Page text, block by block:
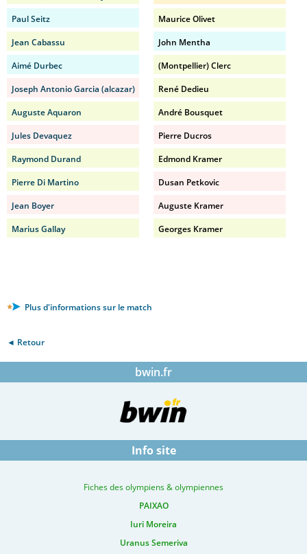
Paul Seitz
Jean Cabassu
Aimé Durbec
Joseph Antonio Garcia (alcazar)
Auguste Aquaron
Jules Devaquez
Raymond Durand
Pierre Di Martino
Jean Boyer
Marius Gallay
Maurice Olivet
John Mentha
(Montpellier) Clerc
René Dedieu
André Bousquet
Pierre Ducros
Edmond Kramer
Dusan Petkovic
Auguste Kramer
Georges Kramer
Plus d'informations sur le match
◄ Retour
bwin.fr
Info site
Fiches des olympiens & olympiennes
PAIXAO
Iuri Moreira
Uranus Semeriva